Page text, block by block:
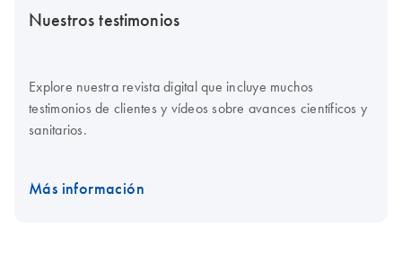
Nuestros testimonios
Explore nuestra revista digital que incluye muchos
testimonios de clientes y vídeos sobre avances científicos y
sanitarios.
Más información